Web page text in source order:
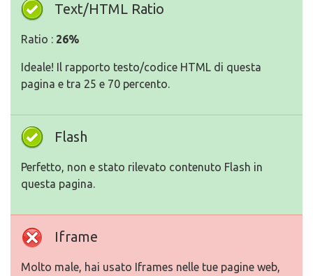
Text/HTML Ratio
Ratio : 26%
Ideale! Il rapporto testo/codice HTML di questa
pagina e tra 25 e 70 percento.
Flash
Perfetto, non e stato rilevato contenuto Flash in
questa pagina.
Iframe
Molto male, hai usato Iframes nelle tue pagine web,